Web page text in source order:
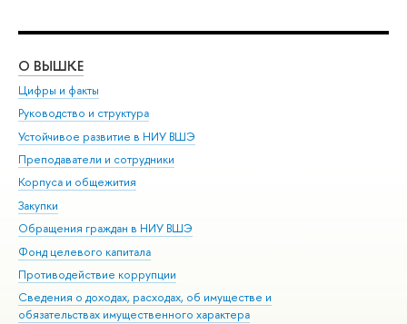
О ВЫШКЕ
Цифры и факты
Руководство и структура
Устойчивое развитие в НИУ ВШЭ
Преподаватели и сотрудники
Корпуса и общежития
Закупки
Обращения граждан в НИУ ВШЭ
Фонд целевого капитала
Противодействие коррупции
Сведения о доходах, расходах, об имуществе и
обязательствах имущественного характера